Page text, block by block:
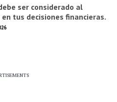
ser considerado al
tus decisiones financieras.